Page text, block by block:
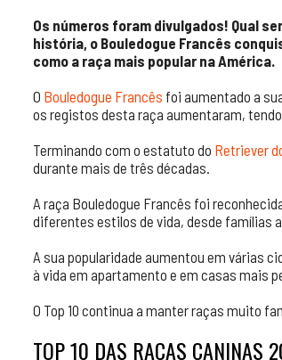
Os números foram divulgados! Qual
história, o Bouledogue Francês
como a raça mais popular na América.
O Bouledogue Francês foi aumentado a
os registos desta raça aumentaram, tendo
Terminando com o estatuto do Retriever
durante mais de três décadas.
A raça Bouledogue Francês foi
diferentes estilos de vida, desde famílias
A sua popularidade aumentou em várias
à vida em apartamento e em casas mais
O Top 10 continua a manter raças muito
TOP 10 DAS RAÇAS CANINAS